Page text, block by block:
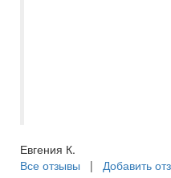
Евгения К.
Все отзывы | Добавить